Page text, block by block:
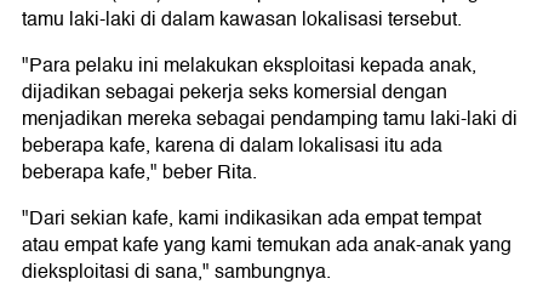
tamu laki-laki di dalam kawasan lokalisasi tersebut.
"Para pelaku ini melakukan eksploitasi kepada anak,
dijadikan sebagai pekerja seks komersial dengan
menjadikan mereka sebagai pendamping tamu laki-laki di
beberapa kafe, karena di dalam lokalisasi itu ada
beberapa kafe," beber Rita.
"Dari sekian kafe, kami indikasikan ada empat tempat
atau empat kafe yang kami temukan ada anak-anak yang
dieksploitasi di sana," sambungnya.